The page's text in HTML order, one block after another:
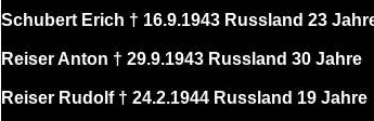
Schubert Erich † 16.9.1943 Russland 23
Reiser Anton † 29.9.1943 Russland 30 Jahre
Reiser Rudolf † 24.2.1944 Russland 19 Jahre